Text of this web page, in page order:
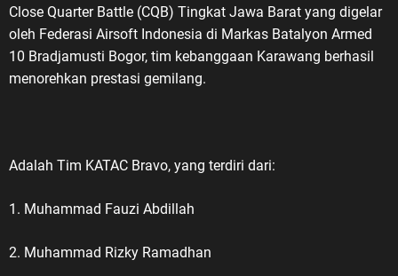
Close Quarter Battle (CQB) Tingkat Jawa Barat yang digelar
oleh Federasi Airsoft Indonesia di Markas Batalyon Armed
10 Bradjamusti Bogor, tim kebanggaan Karawang berhasil
menorehkan prestasi gemilang.
Adalah Tim KATAC Bravo, yang terdiri dari:
1. Muhammad Fauzi Abdillah
2. Muhammad Rizky Ramadhan